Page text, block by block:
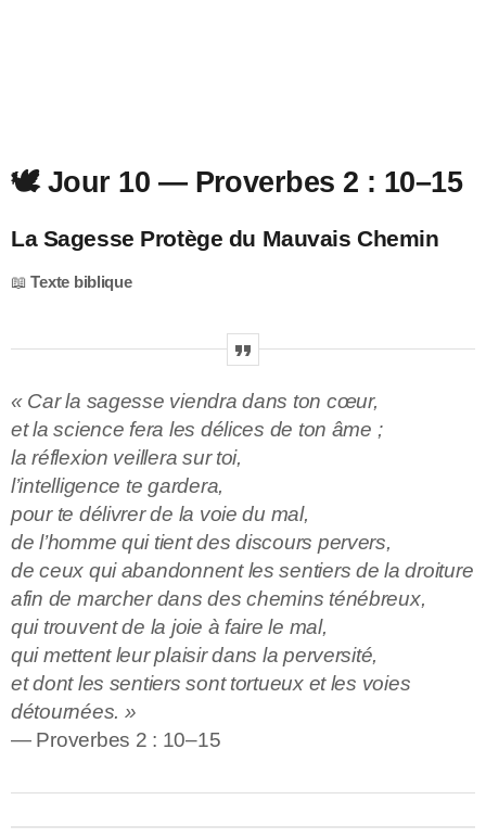
🕊️ Jour 10 — Proverbes 2 : 10–15
La Sagesse Protège du Mauvais Chemin
📖Texte biblique
« Car la sagesse viendra dans ton cœur,
et la science fera les délices de ton âme ;
la réflexion veillera sur toi,
l’intelligence te gardera,
pour te délivrer de la voie du mal,
de l’homme qui tient des discours pervers,
de ceux qui abandonnent les sentiers de la droiture
afin de marcher dans des chemins ténébreux,
qui trouvent de la joie à faire le mal,
qui mettent leur plaisir dans la perversité,
et dont les sentiers sont tortueux et les voies
détournées. »
— Proverbes 2 : 10–15